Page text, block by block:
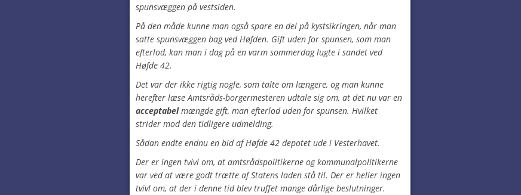
spunsvæggen på vestsiden.
På den måde kunne man også spare en del på kystsikringen, når man
satte spunsvæggen bag ved Høfden. Gift uden for spunsen, som man
efterlod, kan man i dag på en varm sommerdag lugte i sandet ved
Høfde 42.
Det var der ikke rigtig nogle, som talte om længere, og man kunne
herefter læse Amtsråds-borgermesteren udtale sig om, at det nu var en
acceptabelmængde gift, man efterlod uden for spunsen. Hvilket
strider mod den tidligere udmelding.
Sådan endte endnu en bid af Høfde 42 depotet ude i Vesterhavet.
Der er ingen tvivl om, at amtsrådspolitikerne og kommunalpolitikerne
var ved at være godt trætte af Statens laden stå til. Der er heller ingen
tvivl om, at der i denne tid blev truffet mange dårlige beslutninger.